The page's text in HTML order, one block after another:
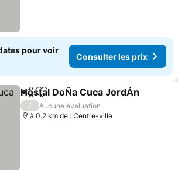
pour voir
Consulter les prix
PartagerAjouter à mes favoris
Hostal DoÑa Cuca JordÁn
/
Aucune évaluation
à 0.2 km de : Centre-ville